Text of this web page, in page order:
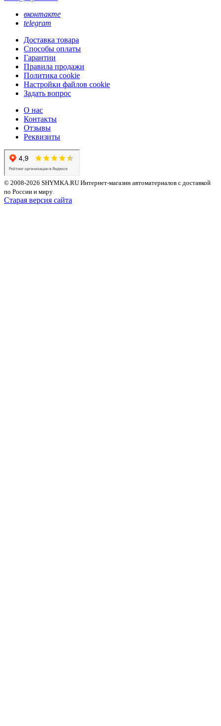
вконтакте
telegram
Доставка товара
Способы оплаты
Гарантии
Правила продажи
Политика cookie
Настройки файлов cookie
Задать вопрос
О нас
Контакты
Отзывы
Реквизиты
© 2008-2026 SHYMKA.RU Интернет-магазин автоматериалов с доставкой
по России и миру.
Старая версия сайта